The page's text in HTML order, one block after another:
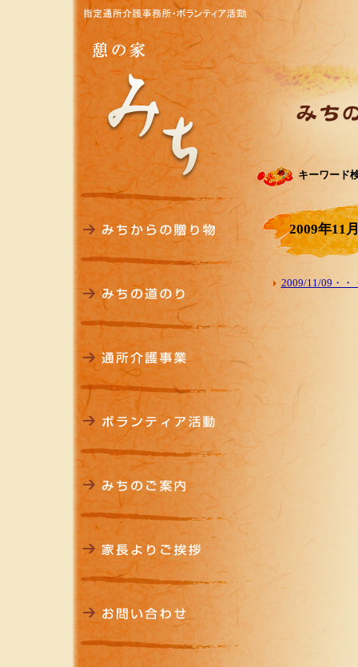
キーワード
2009年11
2009/11/09・・